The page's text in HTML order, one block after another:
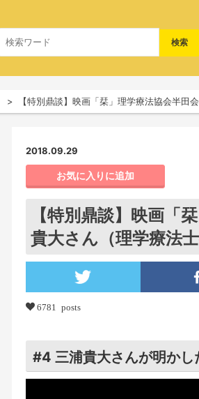
【特別鼎談】映画「栞」理学療法協会半
2018.09.29
お気に入りに追加
【特別鼎談】映画「
貴大さん（理学療法
6781 posts
#4 三浦貴大さんが明かし